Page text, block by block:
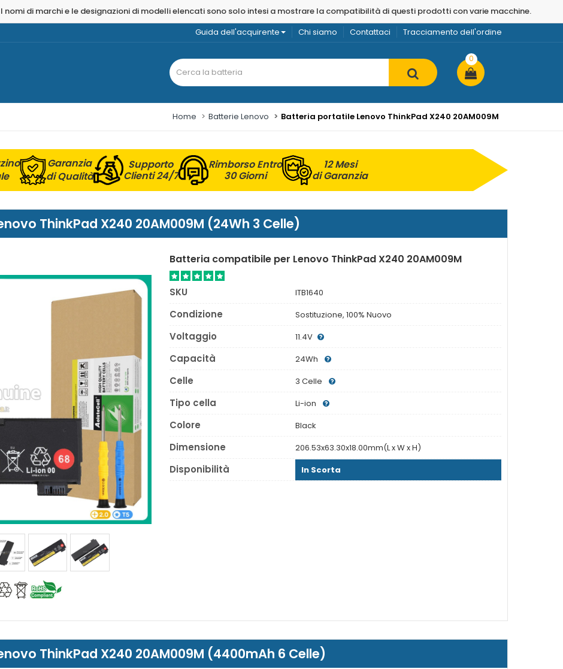
di marchi e le designazioni di modelli elencati sono solo intesi a mostrare la compatibilità di questi prodotti con varie macchine.
Tracciamento dell'ordine
Contattaci
Chi siamo
Guida dell'acquirente
0
Home Batterie Lenovo Batteria portatile Lenovo ThinkPad X240 20AM009M
Garanzia
di Qualità
Supporto
Clienti 24/7
Rimborso Entro
30 Giorni
12 Mesi
di Garanzia
ThinkPad X240 20AM009M (24Wh 3 Celle)
Batteria compatibile per Lenovo ThinkPad X240 20AM009M
SKU ITB1640
Condizione Sostituzione, 100% Nuovo
Voltaggio 11.4V
Capacità 24Wh
Celle 3 Celle
Tipo cella Li-ion
Colore Black
Dimensione 206.53x63.30x18.00mm(L x W x H)
Disponibilità In Scorta
ThinkPad X240 20AM009M (4400mAh 6 Celle)